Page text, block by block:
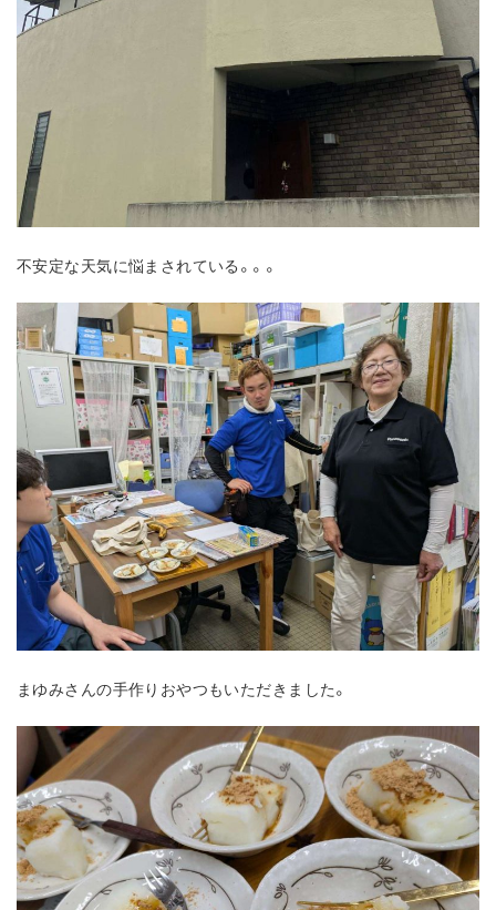
不安定な天気に悩まされている。。。
まゆみさんの手作りおやつもいただきました。